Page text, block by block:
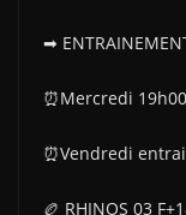
➡
⏰Mercredi
⏰Vendredi
🏉 RHINOS 03